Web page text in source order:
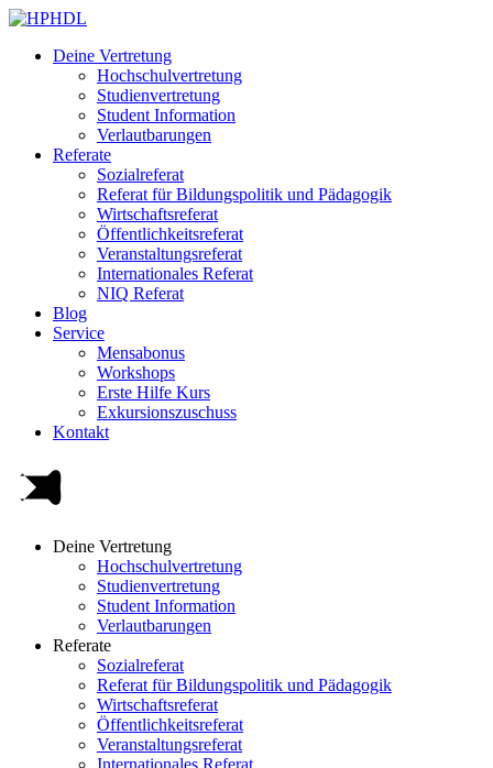
Deine Vertretung
Hochschulvertretung
Studienvertretung
Student Information
Verlautbarungen
Referate
Sozialreferat
Referat für Bildungspolitik und Pädagogik
Wirtschaftsreferat
Öffentlichkeitsreferat
Veranstaltungsreferat
Internationales Referat
NIQ Referat
Blog
Service
Mensabonus
Workshops
Erste Hilfe Kurs
Exkursionszuschuss
Kontakt
Deine Vertretung
Hochschulvertretung
Studienvertretung
Student Information
Verlautbarungen
Referate
Sozialreferat
Referat für Bildungspolitik und Pädagogik
Wirtschaftsreferat
Öffentlichkeitsreferat
Veranstaltungsreferat
Internationales Referat